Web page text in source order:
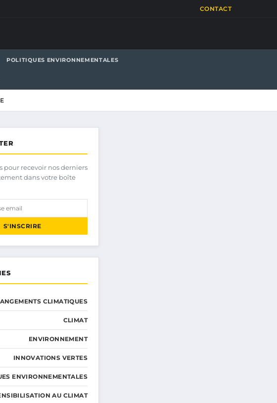
CONTACT
POLITIQUES ENVIRONNEMENTALES
pour recevoir nos derniers
dans votre boîte
S'INSCRIRE
CLIMATIQUES
CLIMAT
ENVIRONNEMENT
INNOVATIONS VERTES
ENVIRONNEMENTALES
AU CLIMAT